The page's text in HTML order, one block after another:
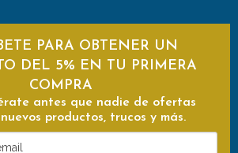
PARA OBTENER UN
DEL 5% EN TU PRIMERA
COMPRA
antes que nadie de ofertas
productos, trucos y más.